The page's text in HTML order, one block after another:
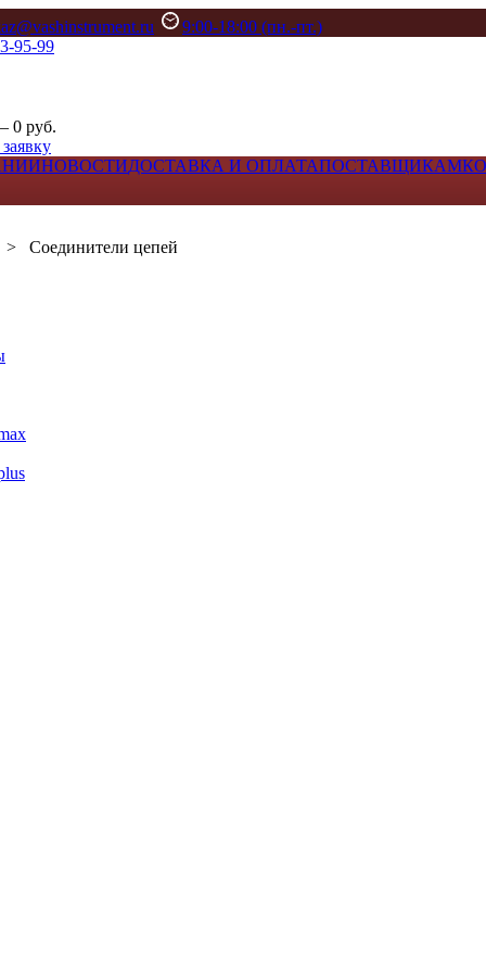
9:00-18:00 (пн.-пт.)
95-99
0 руб.
НОВОСТИДОСТАВКА И ОПЛАТАПОСТАВЩИКАМ
> Соединители цепей